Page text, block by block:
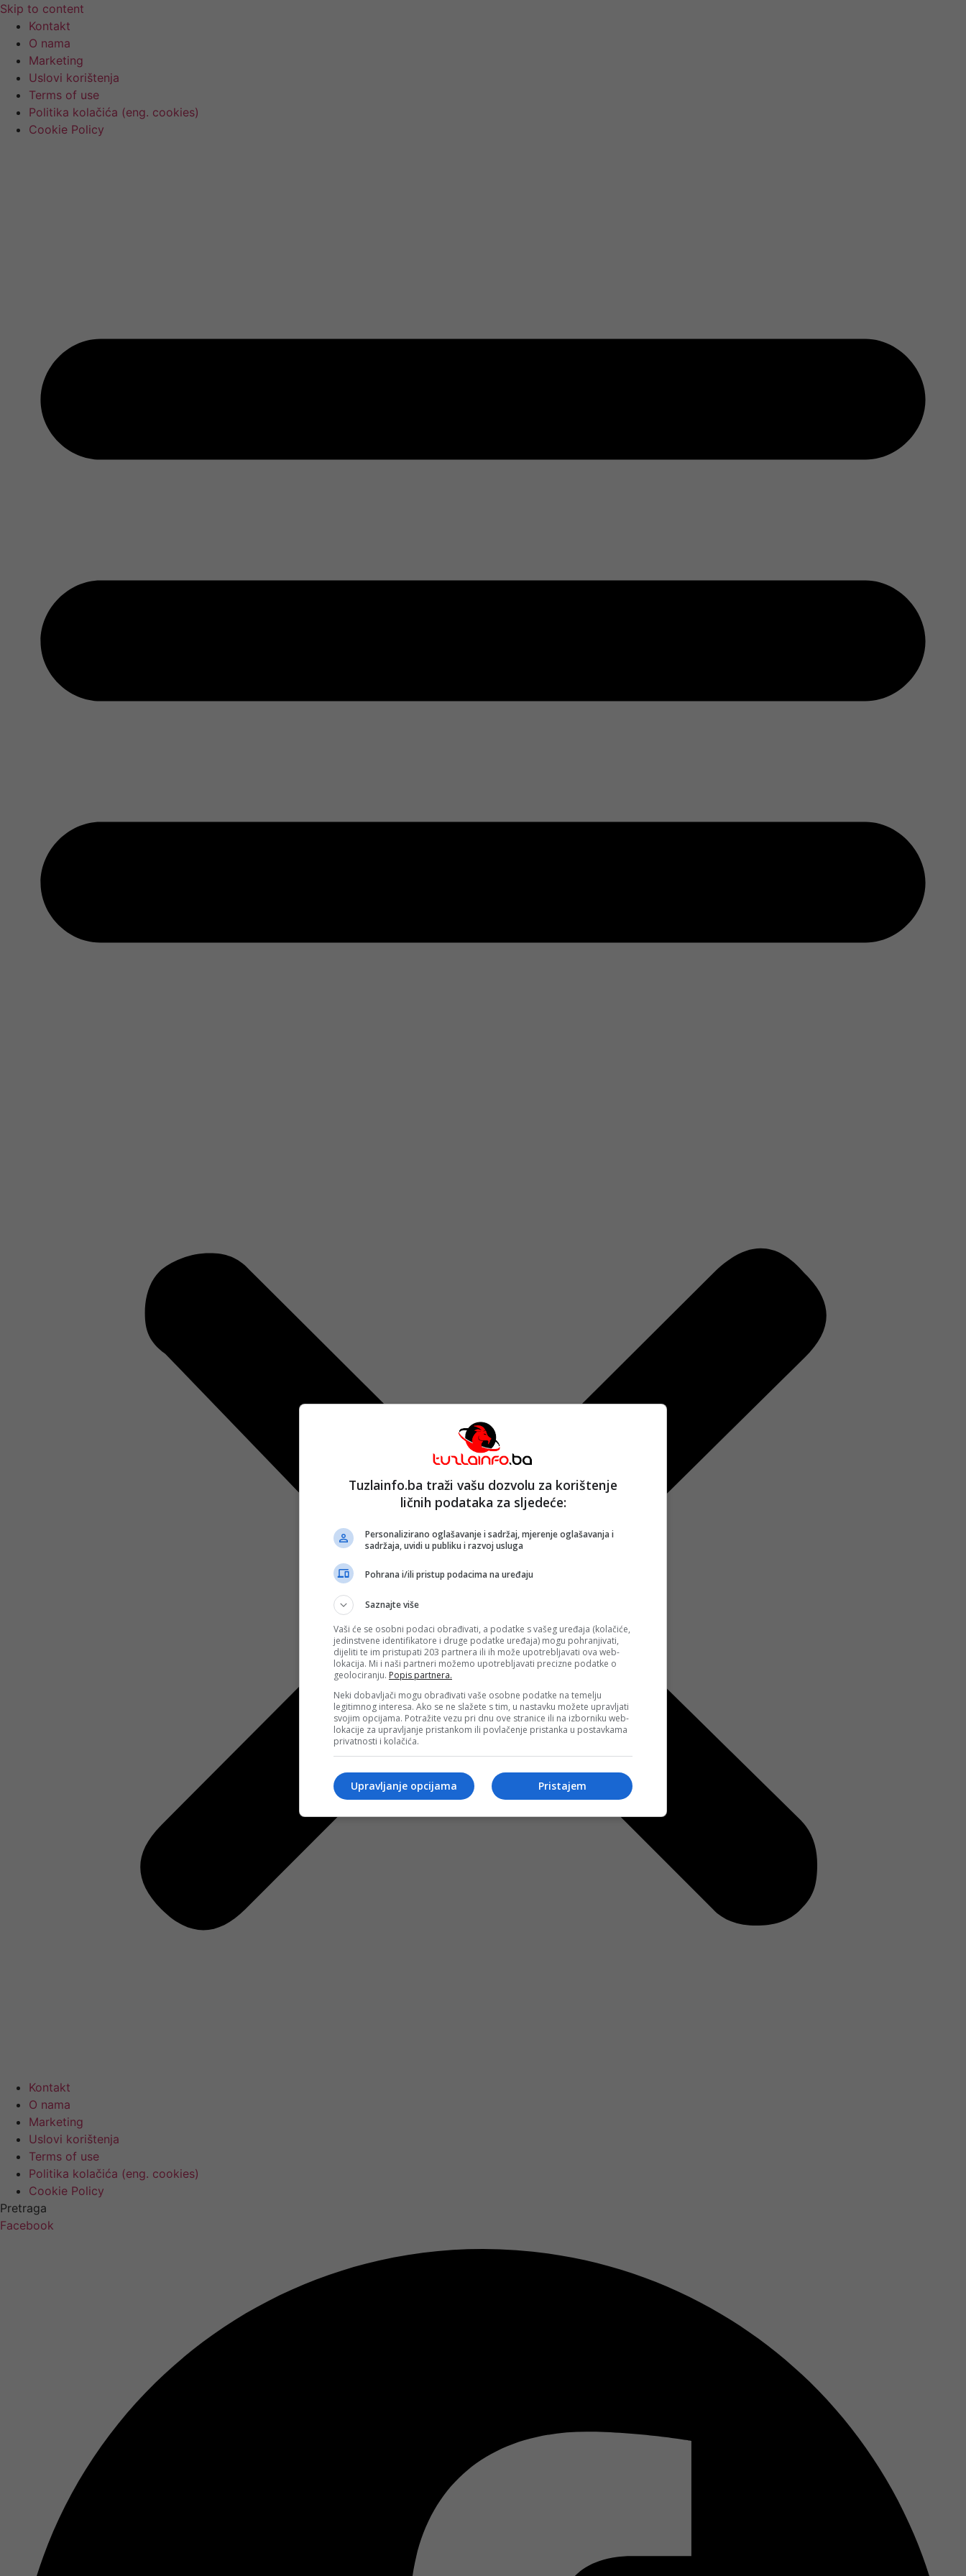
Skip to content
Kontakt
O nama
Marketing
Uslovi korištenja
Terms of use
Politika kolačića (eng. cookies)
Cookie Policy
Kontakt
O nama
Marketing
Uslovi korištenja
Terms of use
Politika kolačića (eng. cookies)
Cookie Policy
Pretraga
Facebook
Tuzlainfo.ba traži vašu dozvolu za korištenje
ličnih podataka za sljedeće:
Personalizirano oglašavanje i sadržaj, mjerenje oglašavanja i
sadržaja, uvidi u publiku i razvoj usluga
Pohrana i/ili pristup podacima na uređaju
Saznajte više
Vaši će se osobni podaci obrađivati, a podatke s vašeg uređaja (kolačiće,
jedinstvene identifikatore i druge podatke uređaja) mogu pohranjivati,
dijeliti te im pristupati 203 partnera ili ih može upotrebljavati ova web-
lokacija. Mi i naši partneri možemo upotrebljavati precizne podatke o
geolociranju. Popis partnera.
Neki dobavljači mogu obrađivati vaše osobne podatke na temelju
legitimnog interesa. Ako se ne slažete s tim, u nastavku možete upravljati
svojim opcijama. Potražite vezu pri dnu ove stranice ili na izborniku web-
lokacije za upravljanje pristankom ili povlačenje pristanka u postavkama
privatnosti i kolačića.
Pristajem
Upravljanje opcijama